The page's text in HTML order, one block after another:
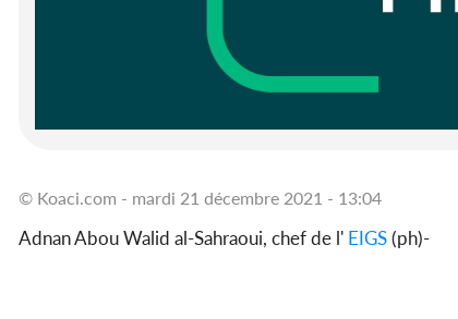
© Koaci.com - mardi 21 décembre 2021 - 13:04
Adnan Abou Walid al-Sahraoui, chef de l' EIGS(ph)-